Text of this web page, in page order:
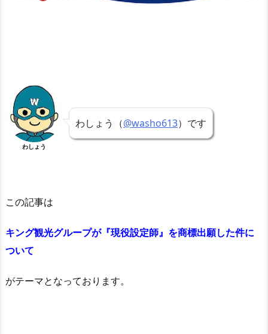
わしょう
わしょう（@washo613）です
この記事は
キング観光グループが『現役設定師』を商標出願した件に
ついて
がテーマとなっております。